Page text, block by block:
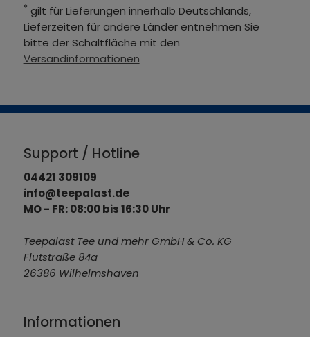
* gilt für Lieferungen innerhalb Deutschlands,
Lieferzeiten für andere Länder entnehmen Sie
bitte der Schaltfläche mit den
Versandinformationen
Support / Hotline
04421 309109
info@teepalast.de
MO - FR: 08:00 bis 16:30 Uhr
Teepalast Tee und mehr GmbH & Co. KG
Flutstraße 84a
26386 Wilhelmshaven
Informationen